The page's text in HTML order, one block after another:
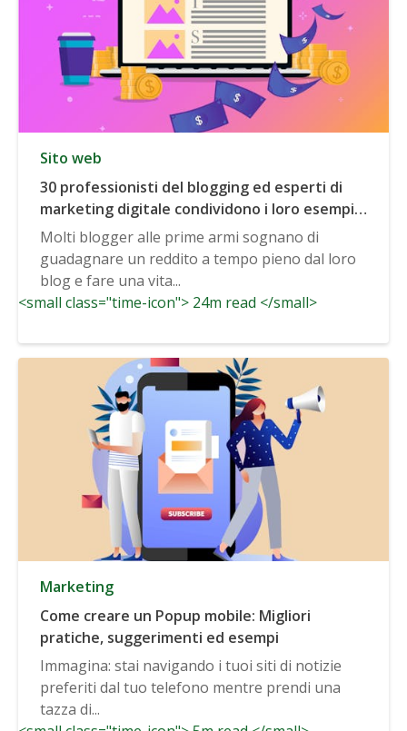
Sito web
30 professionisti del blogging ed esperti di
marketing digitale condividono i loro esempi
preferiti di business a sei cifre (o più alti)
costruiti sul blogging
Molti blogger alle prime armi sognano di
guadagnare un reddito a tempo pieno dal loro
blog e fare una vita...
<small class="time-icon"> 24m read </small>
Marketing
Come creare un Popup mobile: Migliori
pratiche, suggerimenti ed esempi
Immagina: stai navigando i tuoi siti di notizie
preferiti dal tuo telefono mentre prendi una
tazza di...